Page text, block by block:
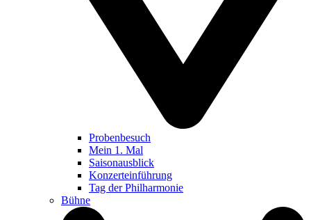
Probenbesuch
Mein 1. Mal
Saisonausblick
Konzerteinführung
Tag der Philharmonie
Bühne